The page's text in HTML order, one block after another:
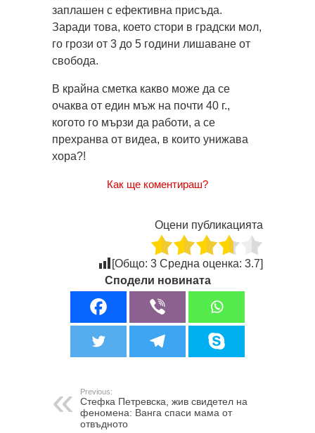
заплашен с ефективна присъда.
Заради това, което стори в градски мол,
го грози от 3 до 5 години лишаване от
свобода.
В крайна сметка какво може да се
очаква от един мъж на почти 40 г.,
когото го мързи да работи, а се
прехранва от видеа, в които унижава
хора?!
Как ще коментираш?
Оцени публикацията
[Общо: 3 Средна оценка: 3.7]
Сподели новината
Previous:
Стефка Петревска, жив свидетел на
феномена: Ванга спаси мама от
отвъдното